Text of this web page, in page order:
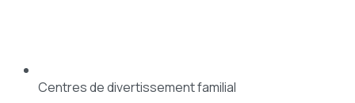
Centres de divertissement familial